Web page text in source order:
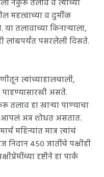
नकुरू तलाव व त्याच्या
व दुर्मीळ
तलावाच्या किनाऱ्याला,
लांबपर्यंत पसरलेली दिसते.
त्यांच्याहालचाली,
असते.
तलाव हा खाऱ्या पाण्याचा
आपलं अन्न शोधत असतात.
महिन्यांत मात्र त्यांचं
निदान ४५० जातींचे पक्षीही
दृष्टीने हा पार्क